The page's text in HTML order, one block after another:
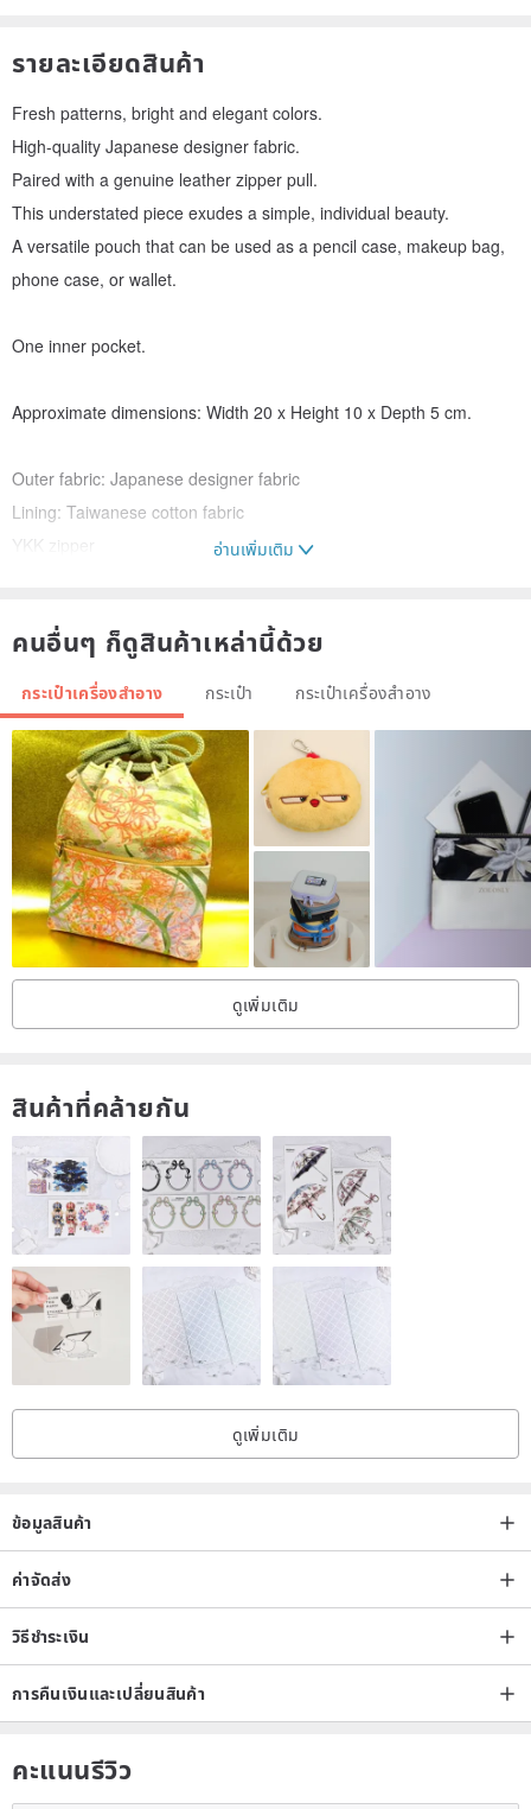
รายละเอียดสินค้า
Fresh patterns, bright and elegant colors.
High-quality Japanese designer fabric.
Paired with a genuine leather zipper pull.
This understated piece exudes a simple, individual beauty.
A versatile pouch that can be used as a pencil case, makeup bag,
phone case, or wallet.
One inner pocket.
Approximate dimensions: Width 20 x Height 10 x Depth 5 cm.
Outer fabric: Japanese designer fabric
Lining: Taiwanese cotton fabric
YKK zipper
The pattern placement may vary slightly on each piece,
ensuring a unique and thoughtfully arranged design.
Care instructions: Gently clean the soiled area with a neutral
detergent.
Please note that there may be slight color variations between the
on-screen display and the actual product.
อ่านเพิ่มเติม
คนอื่นๆ ก็ดูสินค้าเหล่านี้ด้วย
กระเป๋าเครื่องสำอาง กระเป๋า กระเป๋าเครื่องสำอาง
ดูเพิ่มเติม
สินค้าที่คล้ายกัน
ดูเพิ่มเติม
ข้อมูลสินค้า
ค่าจัดส่ง
วิธีชำระเงิน
การคืนเงินและเปลี่ยนสินค้า
คะแนนรีวิว